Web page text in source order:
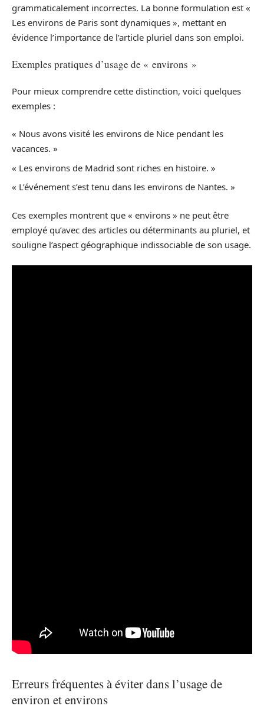
grammaticalement incorrectes. La bonne formulation est «
Les environs de Paris sont dynamiques », mettant en
évidence l’importance de l’article pluriel dans son emploi.
Exemples pratiques d’usage de « environs »
Pour mieux comprendre cette distinction, voici quelques
exemples :
« Nous avons visité les environs de Nice pendant les
vacances. »
« Les environs de Madrid sont riches en histoire. »
« L’événement s’est tenu dans les environs de Nantes. »
Ces exemples montrent que « environs » ne peut être
employé qu’avec des articles ou déterminants au pluriel, et
souligne l’aspect géographique indissociable de son usage.
Erreurs fréquentes à éviter dans l’usage de
environ et environs